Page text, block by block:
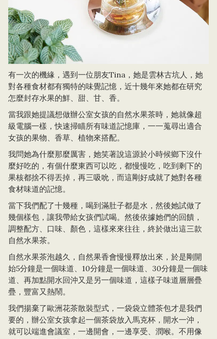
有一次的機緣，遇到一位朋友Tina，她是雲林古坑人，她
對各種食材都有獨特的味覺記憶，近十幾年來她都在研究
怎麼封存水果的鮮、甜、甘、香。
當我跟她提議想做辦公室女孩的自然水果茶時，她就像超
級電腦一樣，快速掃瞄所有味道記憶庫，一一蒐尋出適合
女孩的果物、香草、植物來搭配。
我問她為什麼那麼厲害，她笑著說這源於小時候鄉下沒什
麼好吃的，有個什麼東西可以吃，都慢慢吃，吃到剩下的
果核都捨不得丟掉，再三吸吮，而這剛好成就了她對各種
食材味道的記憶。
當下我們配了十幾種，喝到滿肚子都是水，然後她試做了
幾個樣包，讓我帶給女孩們試喝。然後依據她們的回饋，
調整配方、口味、顏色，這樣來來往往，終於做出這三款
自然水果茶。
自然水果茶泡越久，自然果香會慢慢釋放出來，於是剛開
始5分鐘是一個味道、10分鐘是一個味道、30分鐘是一個味
道、再加點開水回沖又是另一個味道，這樣子味道層層疊
疊，豐富又熱鬧。
我們揚棄了歐洲花茶散裝型式，一袋袋立體茶包才是我們
要的，辦公室女孩拿起一個茶袋放入馬克杯，開水一沖，
就可以端進會議室，一邊開會，一邊享受、潤喉。不用像